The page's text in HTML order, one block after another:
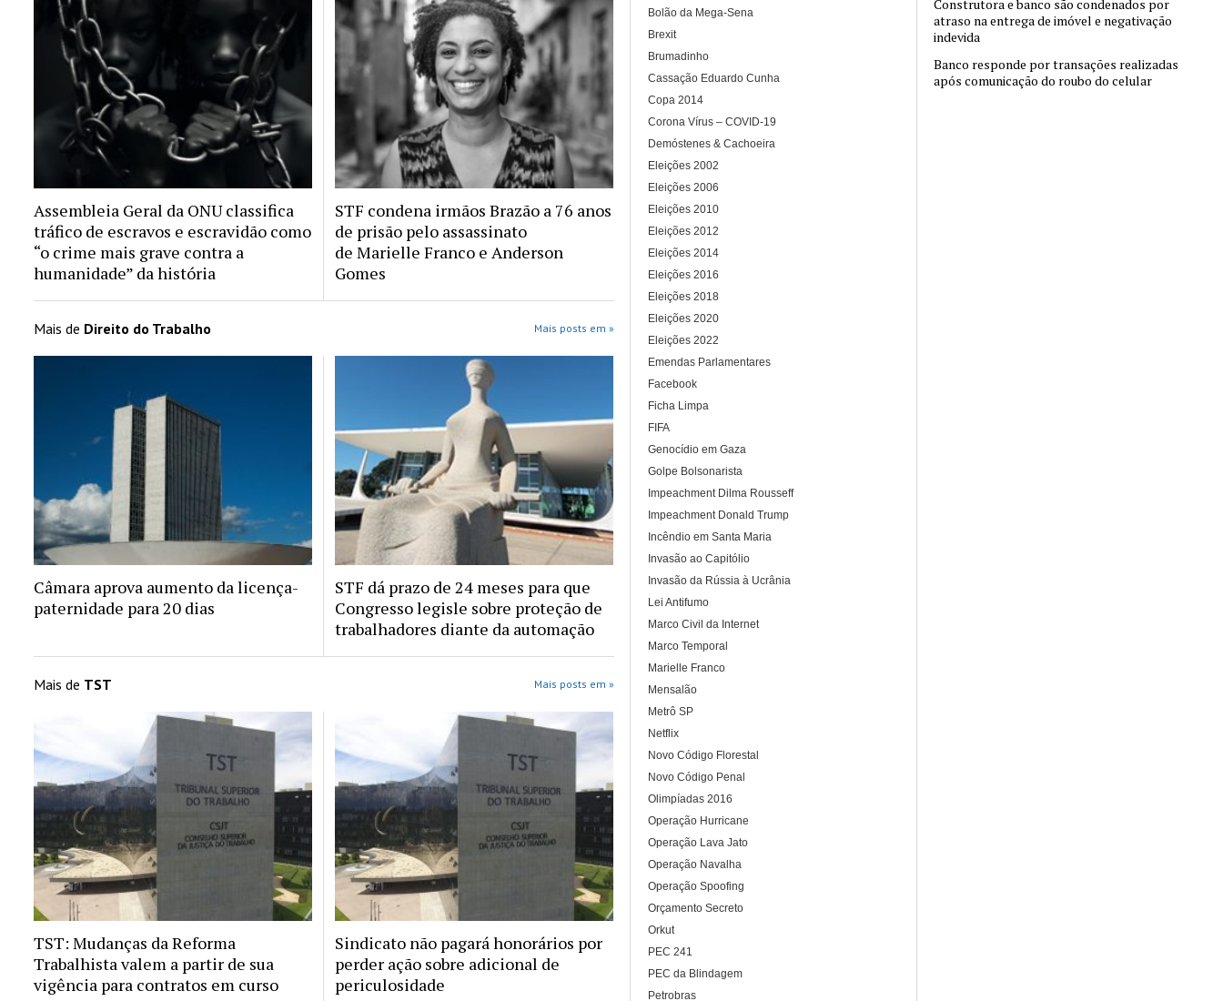
Construtora e banco são condenados por
atraso na entrega de imóvel e negativação
indevida
Banco responde por transações realizadas
após comunicação do roubo do celular
Assembleia Geral da ONU classifica
tráfico de escravos e escravidão como
“o crime mais grave contra a
humanidade” da história
STF condena irmãos Brazão a 76 anos
de prisão pelo assassinato
de Marielle Franco e Anderson
Gomes
Mais de Direito do Trabalho Mais posts em »
Câmara aprova aumento da licença-
paternidade para 20 dias
STF dá prazo de 24 meses para que
Congresso legisle sobre proteção de
trabalhadores diante da automação
Mais de TST Mais posts em »
TST: Mudanças da Reforma
Trabalhista valem a partir de sua
vigência para contratos em curso
Sindicato não pagará honorários por
perder ação sobre adicional de
periculosidade
Bolão da Mega-Sena
Brexit
Brumadinho
Cassação Eduardo Cunha
Copa 2014
Corona Vírus – COVID-19
Demóstenes & Cachoeira
Eleições 2002
Eleições 2006
Eleições 2010
Eleições 2012
Eleições 2014
Eleições 2016
Eleições 2018
Eleições 2020
Eleições 2022
Emendas Parlamentares
Facebook
Ficha Limpa
FIFA
Genocídio em Gaza
Golpe Bolsonarista
Impeachment Dilma Rousseff
Impeachment Donald Trump
Incêndio em Santa Maria
Invasão ao Capitólio
Invasão da Rússia à Ucrânia
Lei Antifumo
Marco Civil da Internet
Marco Temporal
Marielle Franco
Mensalão
Metrô SP
Netflix
Novo Código Florestal
Novo Código Penal
Olimpíadas 2016
Operação Hurricane
Operação Lava Jato
Operação Navalha
Operação Spoofing
Orçamento Secreto
Orkut
PEC 241
PEC da Blindagem
Petrobras